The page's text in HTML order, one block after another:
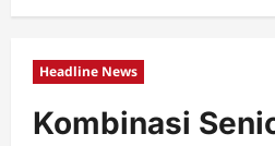
Headline News
Kombinasi